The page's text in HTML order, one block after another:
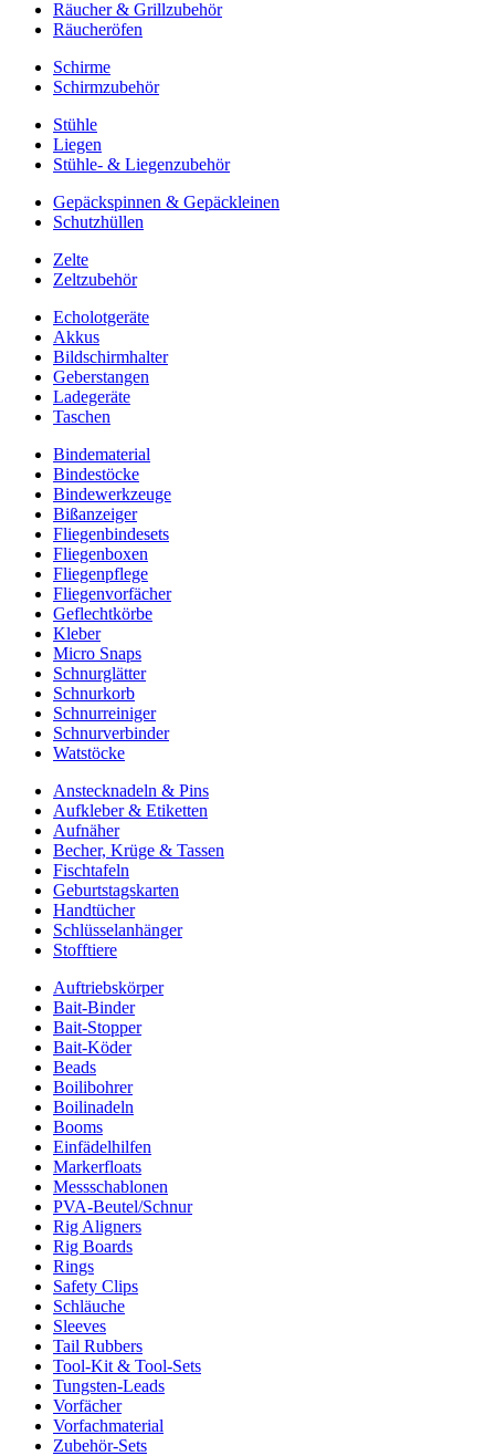
Räucher & Grillzubehör
Räucheröfen
Schirme
Schirmzubehör
Stühle
Liegen
Stühle- & Liegenzubehör
Gepäckspinnen & Gepäckleinen
Schutzhüllen
Zelte
Zeltzubehör
Echolotgeräte
Akkus
Bildschirmhalter
Geberstangen
Ladegeräte
Taschen
Bindematerial
Bindestöcke
Bindewerkzeuge
Bißanzeiger
Fliegenbindesets
Fliegenboxen
Fliegenpflege
Fliegenvorfächer
Geflechtkörbe
Kleber
Micro Snaps
Schnurglätter
Schnurkorb
Schnurreiniger
Schnurverbinder
Watstöcke
Anstecknadeln & Pins
Aufkleber & Etiketten
Aufnäher
Becher, Krüge & Tassen
Fischtafeln
Geburtstagskarten
Handtücher
Schlüsselanhänger
Stofftiere
Auftriebskörper
Bait-Binder
Bait-Stopper
Bait-Köder
Beads
Boilibohrer
Boilinadeln
Booms
Einfädelhilfen
Markerfloats
Messschablonen
PVA-Beutel/Schnur
Rig Aligners
Rig Boards
Rings
Safety Clips
Schläuche
Sleeves
Tail Rubbers
Tool-Kit & Tool-Sets
Tungsten-Leads
Vorfächer
Vorfachmaterial
Zubehör-Sets